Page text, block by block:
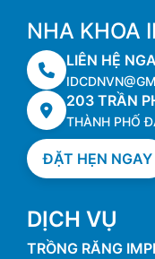
NHA KHOA
LIÊN HỆ
203 TRẦN
THÀNH PHỐ
ĐẶT HẸN NGAY
DỊCH VỤ
TRỒNG RĂNG